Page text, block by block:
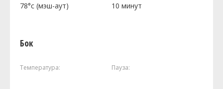
78°c (мэш-аут) 10 минут
Бок
Температура: Пауза: